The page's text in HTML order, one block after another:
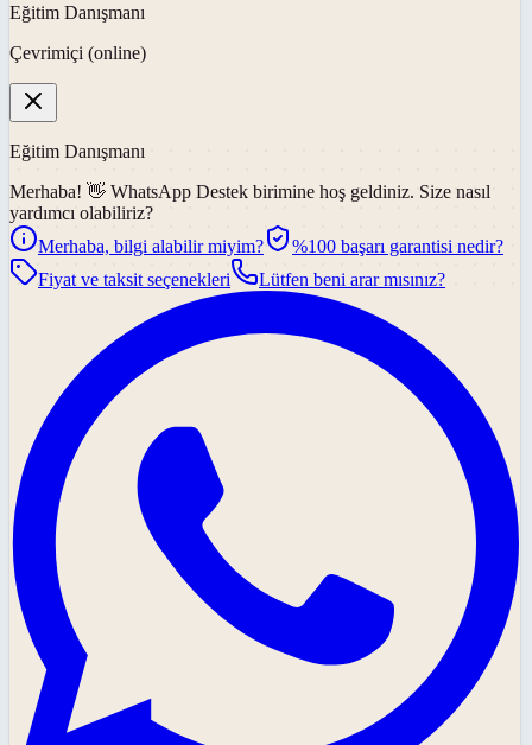
Eğitim Danışmanı
Çevrimiçi (online)
Eğitim Danışmanı
Merhaba! 👋 WhatsApp Destek birimine hoş geldiniz. Size nasıl
yardımcı olabiliriz?
Merhaba, bilgi alabilir miyim?
%100 başarı garantisi nedir?
Fiyat ve taksit seçenekleri
Lütfen beni arar mısınız?